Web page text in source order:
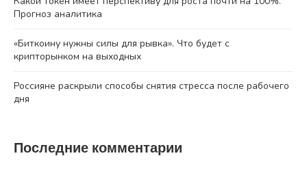
Прогноз аналитика
«Биткоину нужны силы для рывка». Что будет с
крипторынком на выходных
Россияне раскрыли способы снятия стресса после рабочего
дня
Последние комментарии